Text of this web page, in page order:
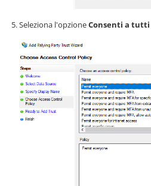
Seleziona l'opzioneConsenti a tutti